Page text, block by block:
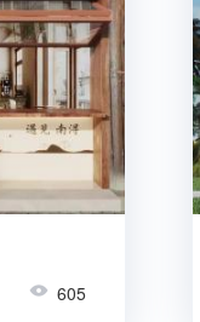
605